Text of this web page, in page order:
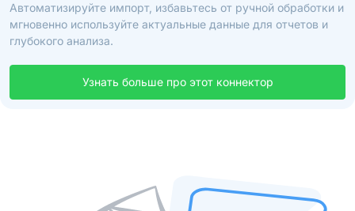
Автоматизируйте импорт, избавьтесь от ручной обработки и
мгновенно используйте актуальные данные для отчетов и
глубокого анализа.
Узнать больше про этот коннектор